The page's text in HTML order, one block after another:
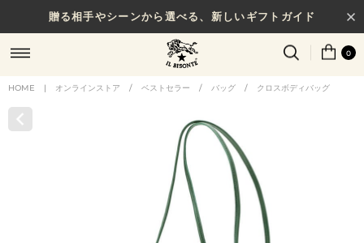
贈る相手やシーンから選べる、新しいギフトガイド
0
HOME | オンラインストア / ベストセラー / バッグ / クロスボディバッグ